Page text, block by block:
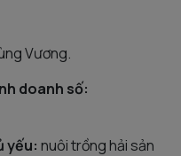
Vương.
doanh số:
yếu: nuôi trồng hải sản